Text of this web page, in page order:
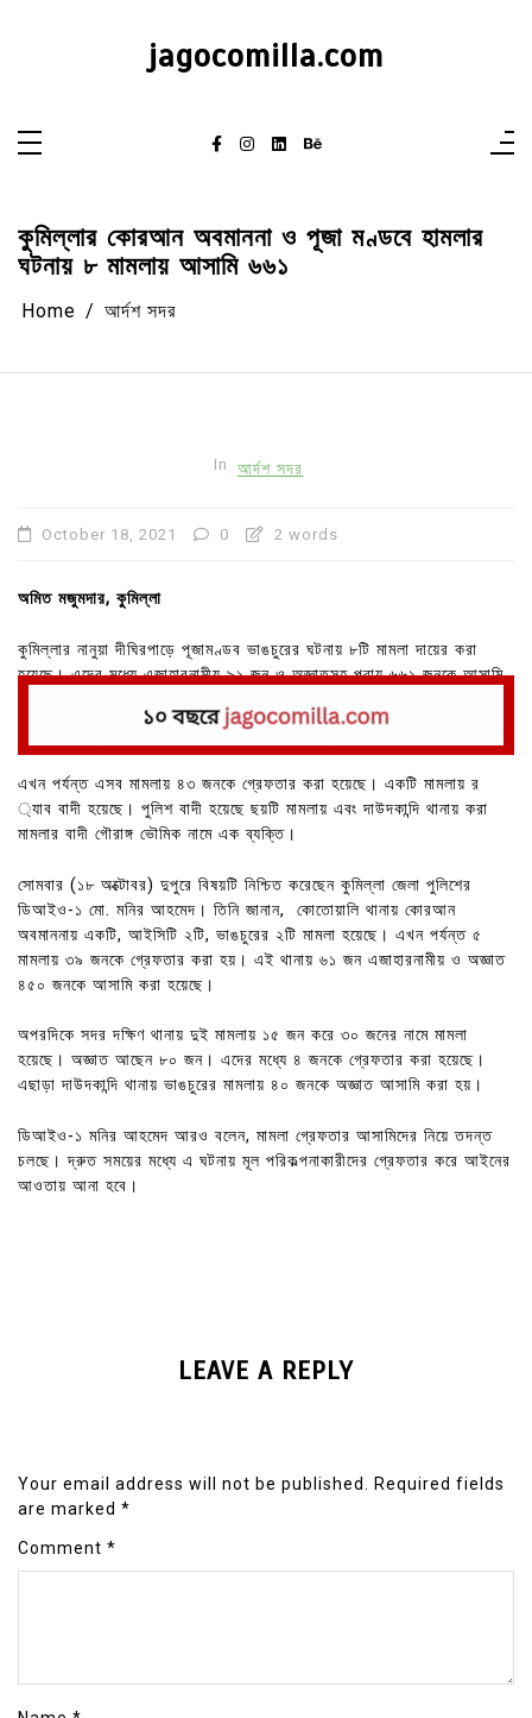
jagocomilla.com
কুমিল্লার কোরআন অবমাননা ও পূজা মণ্ডবে হামলার
ঘটনায় ৮ মামলায় আসামি ৬৬১
Home আর্দশ সদর
In আর্দশ সদর
October 18, 2021 0 2 words
অমিত মজুমদার, কুমিল্লা
কুমিল্লার নানুয়া দীঘিরপাড়ে পূজামণ্ডব ভাঙচুরের ঘটনায় ৮টি মামলা দায়ের করা
হয়েছে। এদের মধ্যে এজাহারনামীয় ৯১ জন ও অজ্ঞাতসহ প্রায় ৬৬১ জনকে আসামি
এখন পর্যন্ত এসব মামলায় ৪৩ জনকে গ্রেফতার করা হয়েছে। একটি মামলায় র
্যাব বাদী হয়েছে। পুলিশ বাদী হয়েছে ছয়টি মামলায় এবং দাউদকান্দি থানায় করা
মামলার বাদী গৌরাঙ্গ ভৌমিক নামে এক ব্যক্তি।
সোমবার (১৮ অক্টোবর) দুপুরে বিষয়টি নিশ্চিত করেছেন কুমিল্লা জেলা পুলিশের
ডিআইও-১ মো. মনির আহমেদ। তিনি জানান, কোতোয়ালি থানায় কোরআন
অবমাননায় একটি, আইসিটি ২টি, ভাঙচুরের ২টি মামলা হয়েছে। এখন পর্যন্ত ৫
মামলায় ৩৯ জনকে গ্রেফতার করা হয়। এই থানায় ৬১ জন এজাহারনামীয় ও অজ্ঞাত
৪৫০ জনকে আসামি করা হয়েছে।
অপরদিকে সদর দক্ষিণ থানায় দুই মামলায় ১৫ জন করে ৩০ জনের নামে মামলা
হয়েছে। অজ্ঞাত আছেন ৮০ জন। এদের মধ্যে ৪ জনকে গ্রেফতার করা হয়েছে।
এছাড়া দাউদকান্দি থানায় ভাঙচুরের মামলায় ৪০ জনকে অজ্ঞাত আসামি করা হয়।
ডিআইও-১ মনির আহমেদ আরও বলেন, মামলা গ্রেফতার আসামিদের নিয়ে তদন্ত
চলছে। দ্রুত সময়ের মধ্যে এ ঘটনায় মূল পরিকল্পনাকারীদের গ্রেফতার করে আইনের
আওতায় আনা হবে।
LEAVE A REPLY
Your email address will not be published. Required fields
are marked *
Comment *